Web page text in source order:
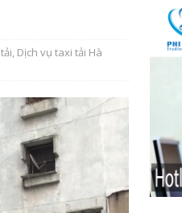
, Dịch vụ taxi tải Hà